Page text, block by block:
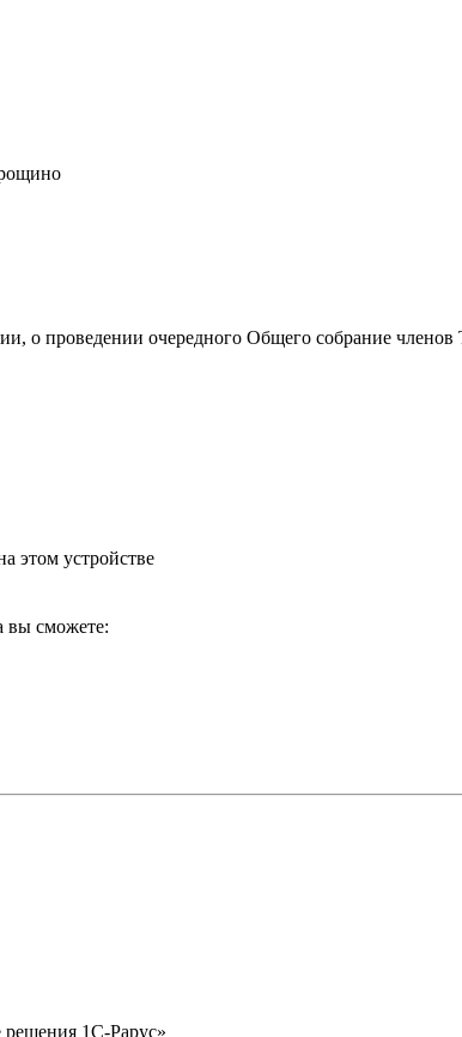
о проведении очередного Общего собрание
этом устройстве
вы сможете:
1С-Рарус»